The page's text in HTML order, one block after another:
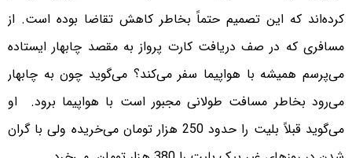
کرده‌اند که این تصمیم حتماً بخاطر کاهش تقاضا بوده است. از
مسافری که در صف دریافت کارت پرواز به مقصد چابهار ایستاده
می‌پرسم همیشه با هواپیما سفر می‌کند؟ می‌گوید چون به چابهار
می‌رود بخاطر مسافت طولانی مجبور است با هواپیما برود. او
می‌گوید قبلاً بلیت را حدود 250 هزار تومان می‌خریده ولی با گران